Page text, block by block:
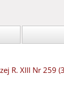
R. XIII Nr 259